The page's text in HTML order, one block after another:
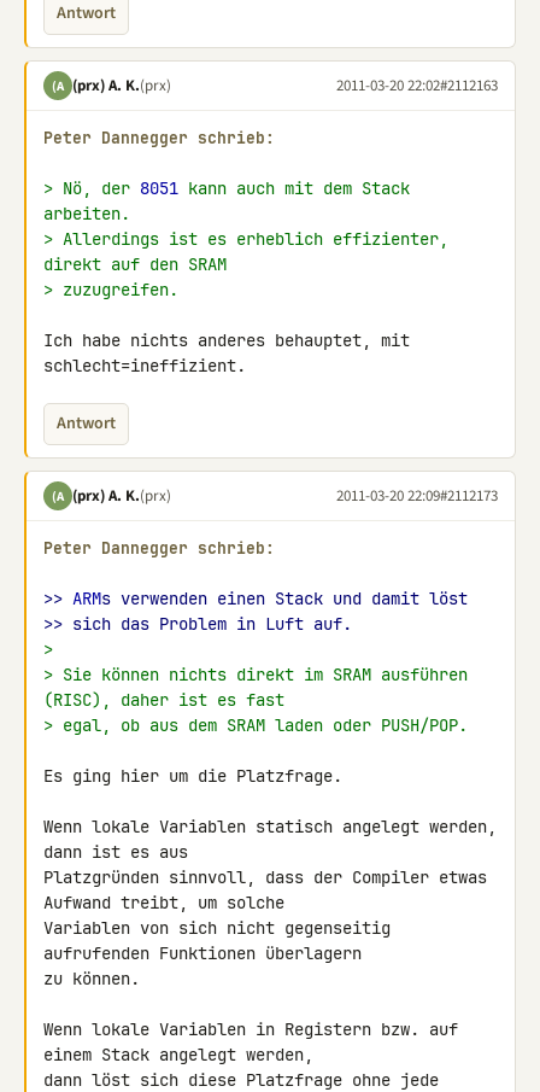
Antwort
(A (prx) A. K.(prx) 2011-03-20 22:02#2112163
Peter Dannegger schrieb:
> Nö, der 8051 kann auch mit dem Stack
arbeiten.
> Allerdings ist es erheblich effizienter,
direkt auf den SRAM
> zuzugreifen.
Ich habe nichts anderes behauptet, mit
schlecht=ineffizient.
Antwort
(A (prx) A. K.(prx) 2011-03-20 22:09#2112173
Peter Dannegger schrieb:
>> ARMs verwenden einen Stack und damit löst
>> sich das Problem in Luft auf.
>
> Sie können nichts direkt im SRAM ausführen
(RISC), daher ist es fast
> egal, ob aus dem SRAM laden oder PUSH/POP.
Es ging hier um die Platzfrage.
Wenn lokale Variablen statisch angelegt werden,
dann ist es aus
Platzgründen sinnvoll, dass der Compiler etwas
Aufwand treibt, um solche
Variablen von sich nicht gegenseitig
aufrufenden Funktionen überlagern
zu können.
Wenn lokale Variablen in Registern bzw. auf
einem Stack angelegt werden,
dann löst sich diese Platzfrage ohne jede